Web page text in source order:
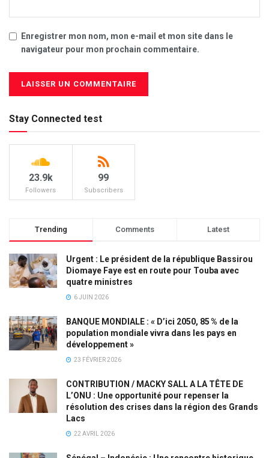
Enregistrer mon nom, mon e-mail et mon site dans le
navigateur pour mon prochain commentaire.
Stay Connected test
23.9k
Followers
99
Subscribers
Trending Comments Latest
Urgent : Le président de la république Bassirou
Diomaye Faye est en route pour Touba avec
quatre ministres
6 JUIN 2026
BANQUE MONDIALE : « D’ici 2050, 85 % de la
population mondiale vivra dans les pays en
développement »
23 FÉVRIER 2026
CONTRIBUTION / MACKY SALL A LA TÊTE DE
L’ONU : Une opportunité pour repenser la
résolution des crises dans la région des Grands
Lacs
22 AVRIL 2026